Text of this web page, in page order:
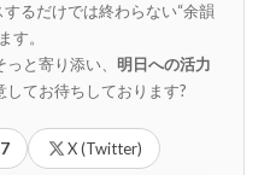
るだけでは終わらない“余韻
す。
っと寄り添い、明日への活力
してお待ちしております?️
X (Twitter)